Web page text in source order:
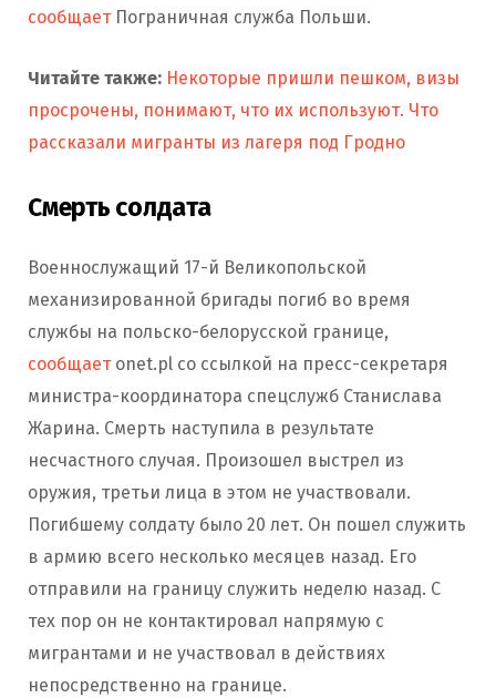
сообщаетПограничная служба Польши.
Читайте также: Некоторые пришли пешком, визы
просрочены, понимают, что их используют. Что
рассказали мигранты из лагеря под Гродно
Смерть солдата
Военнослужащий 17-й Великопольской
механизированной бригады погиб во время
службы на польско-белорусской границе,
сообщаетonet.pl со ссылкой на пресс-секретаря
министра-координатора спецслужб Станислава
Жарина. Смерть наступила в результате
несчастного случая. Произошел выстрел из
оружия, третьи лица в этом не участвовали.
Погибшему солдату было 20 лет. Он пошел служить
в армию всего несколько месяцев назад. Его
отправили на границу служить неделю назад. С
тех пор он не контактировал напрямую с
мигрантами и не участвовал в действиях
непосредственно на границе.